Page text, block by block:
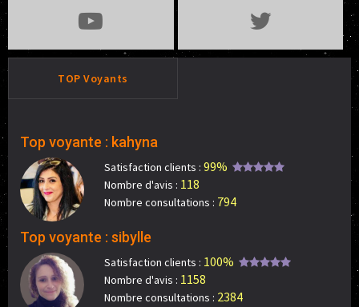
TOP Voyants
Top voyante : kahyna
Satisfaction clients : 99%
Nombre d'avis : 118
Nombre consultations : 794
Top voyante : sibylle
Satisfaction clients : 100%
Nombre d'avis : 1158
Nombre consultations : 2384